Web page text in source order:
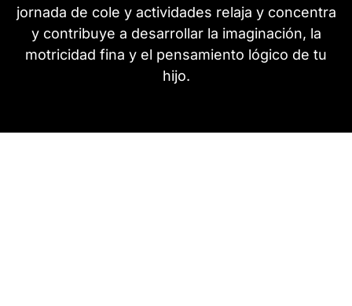
jornada de cole y actividades relaja y concentra
y contribuye a desarrollar la imaginación, la
motricidad fina y el pensamiento lógico de tu
hijo.